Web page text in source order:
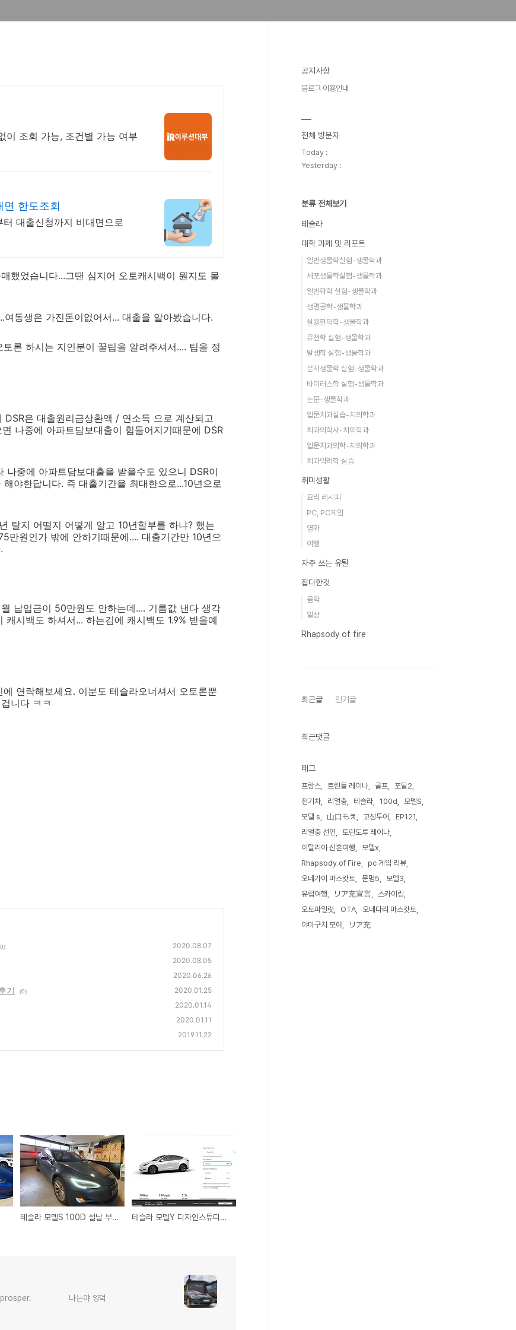
이 조회 가능, 조건별 가능 여부
한도조회
대출신청까지 비대면으로
했었습니다...그땐 심지어 오토캐시백이 뭔지도 몰
동생은 가진돈이없어서... 대출을 알아봤습니다.
론 하시는 지인분이 꿀팁을 알려주셔서.... 팁을 정
DSR은 대출원리금상환액 / 연소득 으로 계산되고
나중에 아파트담보대출이 힘들어지기때문에 DSR
중에 아파트담보대출을 받을수도 있으니 DSR이
야한답니다. 즉 대출기간을 최대한으로...10년으로
탈지 어떨지 어떻게 알고 10년할부를 하냐? 했는
만원인가 밖에 안하기때문에.... 대출기간만 10년으
납입금이 50만원도 안하는데.... 기름값 낸다 생각
시백도 하셔서... 하는김에 캐시백도 1.9% 받을예
연락해보세요. 이분도 테슬라오너셔서 오토론뿐
니다 ㅋㅋ
2020.08.07
2020.08.05
2020.06.26
기 (0) 2020.01.25
2020.01.14
2020.01.11
2019.11.22
테슬라 모델S 100D 설날 부산-청송 무충전 왕복후기 테슬라 모델Y 디자인스튜디오, 모델 3와 비교
prosper. 나는야 양덕
공지사항
블로그 이용안내
전체 방문자
Today :
Yesterday :
분류 전체보기
테슬라
대학 과제 및 리포트
일반생물학실험-생물학과
세포생물학실험-생물학과
일반화학 실험-생물학과
생명공학-생물학과
실용한의학-생물학과
유전학 실험-생물학과
발생학 실험-생물학과
분자생물학 실험-생물학과
바이러스학 실험-생물학과
논문-생물학과
입문치과실습-치의학과
치과의학사-치의학과
입문치과의학-치의학과
치과약리학 실습
취미생활
요리 레시피
PC, PC게임
영화
여행
자주 쓰는 유틸
잡다한것
음악
일상
Rhapsody of fire
최근글 인기글
최근댓글
태그
프랑스 트린들 레이나 골프
포탈2
전기차
리얼충 테슬라 100d
모델S
모델 s
山口もえ 고성투어
EP121
리얼충 선언
토린도루 레이나
이탈리아 신혼여행
모델x
Rhapsody of Fire
pc 게임 리뷰
오네가이 마스캇토
문명5
모델3
유럽여행
リア充宣言
스카이림
오토파일럿
OTA
오네다리 마스캇토
야마구치 모에
リア充